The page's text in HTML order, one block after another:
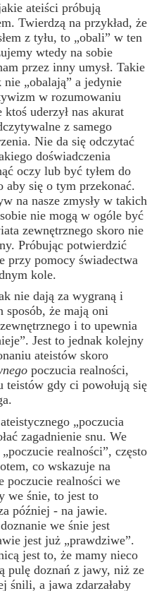
ateiści próbują
Twierdzą na przykład, że
z tyłu, to „obali” w ten
wtedy na sobie
przez inny umysł. Takie
„obalają” a jedynie
w rozumowaniu
uderzył nas akurat
z samego
Nie da się odczytać
doświadczenia
oczy lub być tyłem do
aby się o tym przekonać.
na nasze zmysły w takich
nie mogą w ogóle być
zewnętrznego skoro nie
Próbując potwierdzić
przy pomocy świadectwa
kole.
dają za wygraną i
sposób, że mają oni
i to upewnia
Jest to jednak kolejny
ateistów skoro
poczucia realności,
teistów gdy ci powołują się
„poczucia
zagadnienie snu. We
realności”, często
co wskazuje na
poczucie realności we
we śnie, to jest to
później - na jawie.
we śnie jest
jest już „prawdziwe”.
jest to, że mamy nieco
pulę doznań z jawy, niż ze
śnili, a jawa zdarzałaby